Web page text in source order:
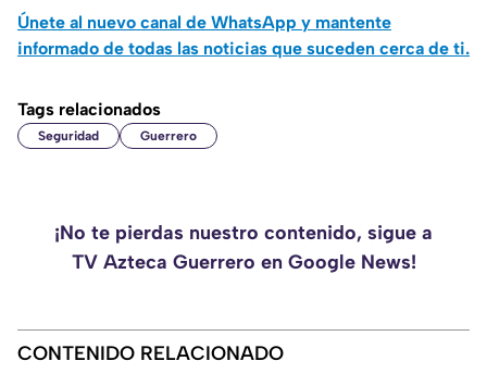
Únete al nuevo canal de WhatsApp y mantente
informado de todas las noticias que suceden cerca de ti.
Tags relacionados
Seguridad Guerrero
¡No te pierdas nuestro contenido, sigue a
TV Azteca Guerrero en Google News!
CONTENIDO RELACIONADO